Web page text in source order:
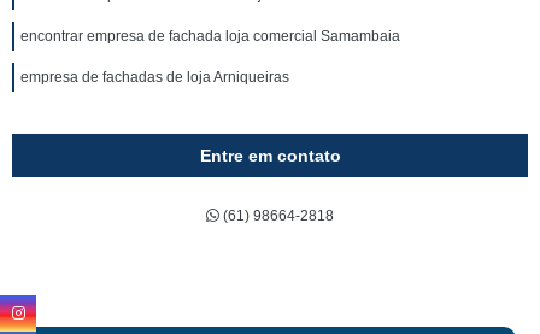
encontrar empresa de fachada loja comercial Samambaia
empresa de fachadas de loja Arniqueiras
Entre em contato
(61) 98664-2818